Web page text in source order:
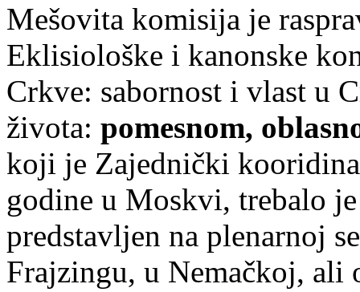
Mešovita komisija je
Eklisiološke i kanonske
Crkve: sabornost i vlast u
života: pomesnom,
koji je Zajednički
godine u Moskvi, trebalo
predstavljen na plenarnoj
Frajzingu, u Nemačkoj, ali